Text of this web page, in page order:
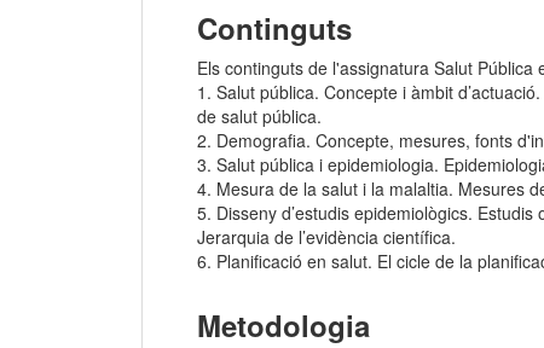
Continguts
Els continguts de l'assignatura Salut Pública
1. Salut pública. Concepte i àmbit
de salut pública.
2. Demografia. Concepte, mesures, fonts
3. Salut pública i epidemiologia.
4. Mesura de la salut i la malaltia. Mesures
5. Disseny d’estudis epidemiològics.
Jerarquia de l’evidència científica.
6. Planificació en salut. El cicle de la
Metodologia